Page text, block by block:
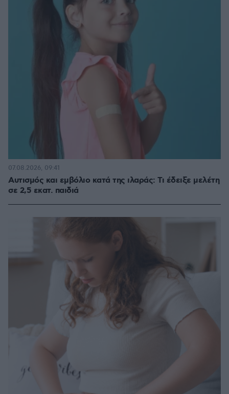
Αυτισμός και εμβόλιο κατά της ιλαράς: Τι έδειξε μελέτη
σε 2,5 εκατ. παιδιά
07.08.2026, 09:41